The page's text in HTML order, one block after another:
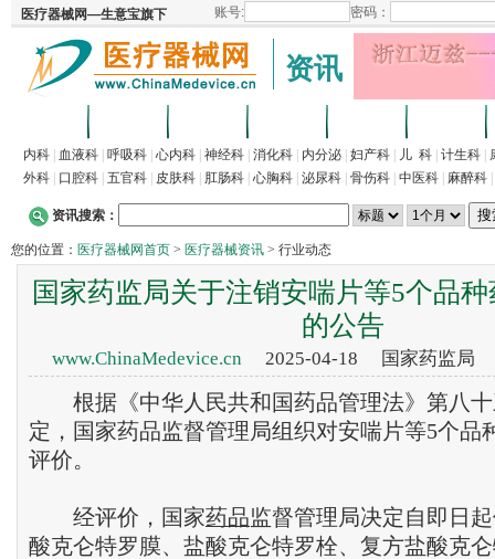
资讯
内科 血液科 呼吸科 心内科 神经科 消化科 内分泌 妇产科 儿 科 计生科
外科
口腔科 五官科 皮肤科 肛肠科 心胸科 泌尿科 骨伤科 中医科 麻醉科
资讯搜索：
您的位置： 医疗器械网首页 > 医疗器械资讯 > 行业动态
国家药监局关于注销安喘片等5个品
的公告
www.ChinaMedevice.cn2025-04-18 国家药监局
根据《中华人民共和国药品管理法》第八十
定，国家药品监督管理局组织对安喘片等5个品
评价。
经评价，国家药品监督管理局决定自即日
酸克仑特罗膜、盐酸克仑特罗栓、复方盐酸克